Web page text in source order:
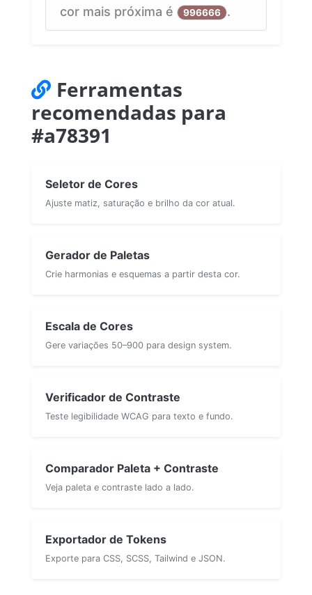
cor mais próxima é
996666 .
Ferramentas
recomendadas para
#a78391
Seletor de Cores
Ajuste matiz, saturação e brilho da cor atual.
Gerador de Paletas
Crie harmonias e esquemas a partir desta cor.
Escala de Cores
Gere variações 50–900 para design system.
Verificador de Contraste
Teste legibilidade WCAG para texto e fundo.
Comparador Paleta + Contraste
Veja paleta e contraste lado a lado.
Exportador de Tokens
Exporte para CSS, SCSS, Tailwind e JSON.